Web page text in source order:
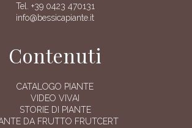
Tel. +39 0423 470131
info@bessicapiante.it
Contenuti
CATALOGO PIANTE
VIDEO VIVAI
STORIE DI PIANTE
DA FRUTTO FRUTCERT